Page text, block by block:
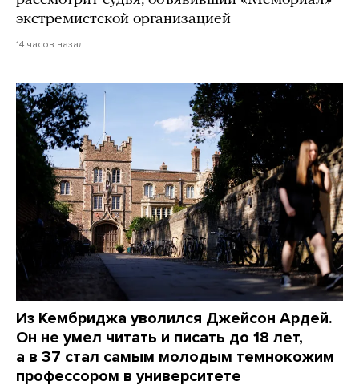
экстремистской организацией
14 часов назад
Из Кембриджа уволился Джейсон Ардей.
Он не умел читать и писать до 18 лет,
а в 37 стал самым молодым темнокожим
профессором в университете